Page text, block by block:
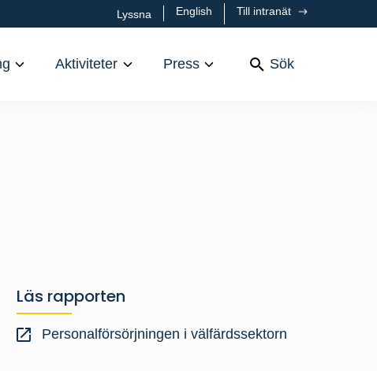
Lyssna English Till intranät
Aktiviteter Press Sök
Läs rapporten
Personalförsörjningen i välfärdssektorn